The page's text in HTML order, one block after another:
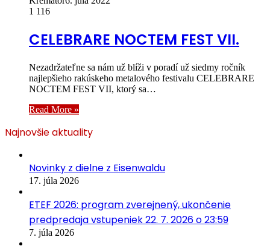
1 116
CELEBRARE NOCTEM FEST VII.
Nezadržateľne sa nám už blíži v poradí už siedmy ročník
najlepšieho rakúskeho metalového festivalu CELEBRARE
NOCTEM FEST VII, ktorý sa…
Read More »
Najnovšie aktuality
Novinky z dielne z Eisenwaldu
17. júla 2026
ETEF 2026: program zverejnený, ukončenie
predpredaja vstupeniek 22. 7. 2026 o 23:59
7. júla 2026